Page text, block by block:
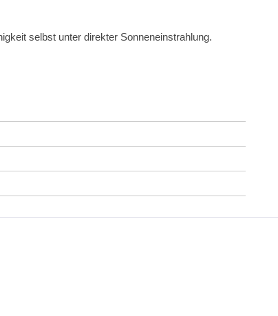
selbst unter direkter Sonneneinstrahlung.